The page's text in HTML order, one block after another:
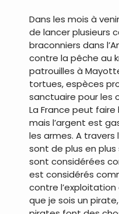
Dans les mois à
de lancer plusieurs
braconniers dans
contre la pêche au
patrouilles à
tortues, espèces
sanctuaire pour les
La France peut
mais l’argent est
les armes. A
sont de plus en
sont considérées
est considérés
contre l’exploitation
que je sois un